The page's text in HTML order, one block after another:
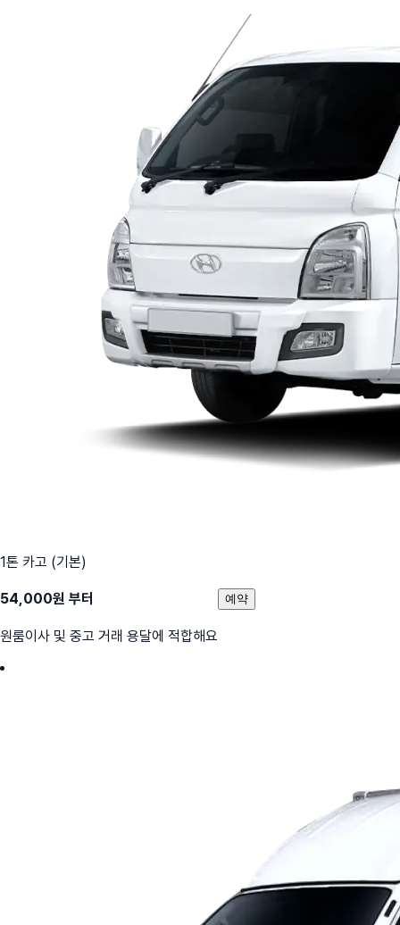
1톤 카고 (기본)
54,000원 부터
원룸이사 및 중고 거래 용달에 적합해요
예약